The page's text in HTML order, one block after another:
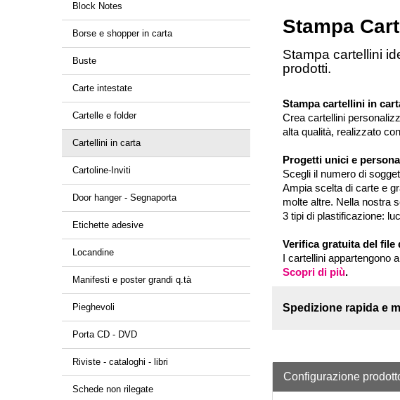
Block Notes
Borse e shopper in carta
Buste
Carte intestate
Cartelle e folder
Cartellini in carta
Cartoline-Inviti
Door hanger - Segnaporta
Etichette adesive
Locandine
Manifesti e poster grandi q.tà
Pieghevoli
Porta CD - DVD
Riviste - cataloghi - libri
Schede non rilegate
Stampa
Stampa cartellini
prodotti.
Stampa cartellini in
Crea cartellini
alta qualità, realizzato
Progetti unici e
Scegli il numero di
Ampia scelta di carte e
molte altre. Nella nostra
3 tipi di plastificazione:
Verifica gratuita del file
I cartellini appartengono
Scopri di più.
Spedizione rapida e
Configurazione